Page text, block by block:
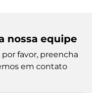
nossa equipe
favor, preencha
em contato